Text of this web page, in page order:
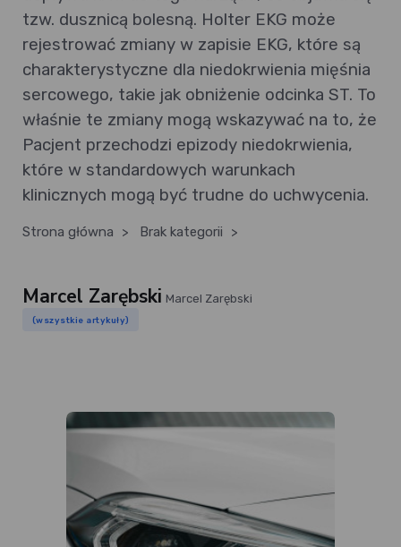
tzw. dusznicą bolesną. Holter EKG może
rejestrować zmiany w zapisie EKG, które są
charakterystyczne dla niedokrwienia mięśnia
sercowego, takie jak obniżenie odcinka ST. To
właśnie te zmiany mogą wskazywać na to, że
Pacjent przechodzi epizody niedokrwienia,
które w standardowych warunkach
klinicznych mogą być trudne do uchwycenia.
Strona główna > Brak kategorii >
Marcel Zarębski Marcel Zarębski
(wszystkie artykuły)